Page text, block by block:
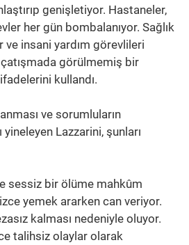
genişletiyor. Hastaneler,
her gün bombalanıyor. Sağlık
ve insani yardım görevlileri
görülmemiş bir
kullandı.
ve sorumluların
yineleyen Lazzarini, şunları
sessiz bir ölüme mahkûm
yemek ararken can veriyor.
kalması nedeniyle oluyor.
talihsiz olaylar olarak